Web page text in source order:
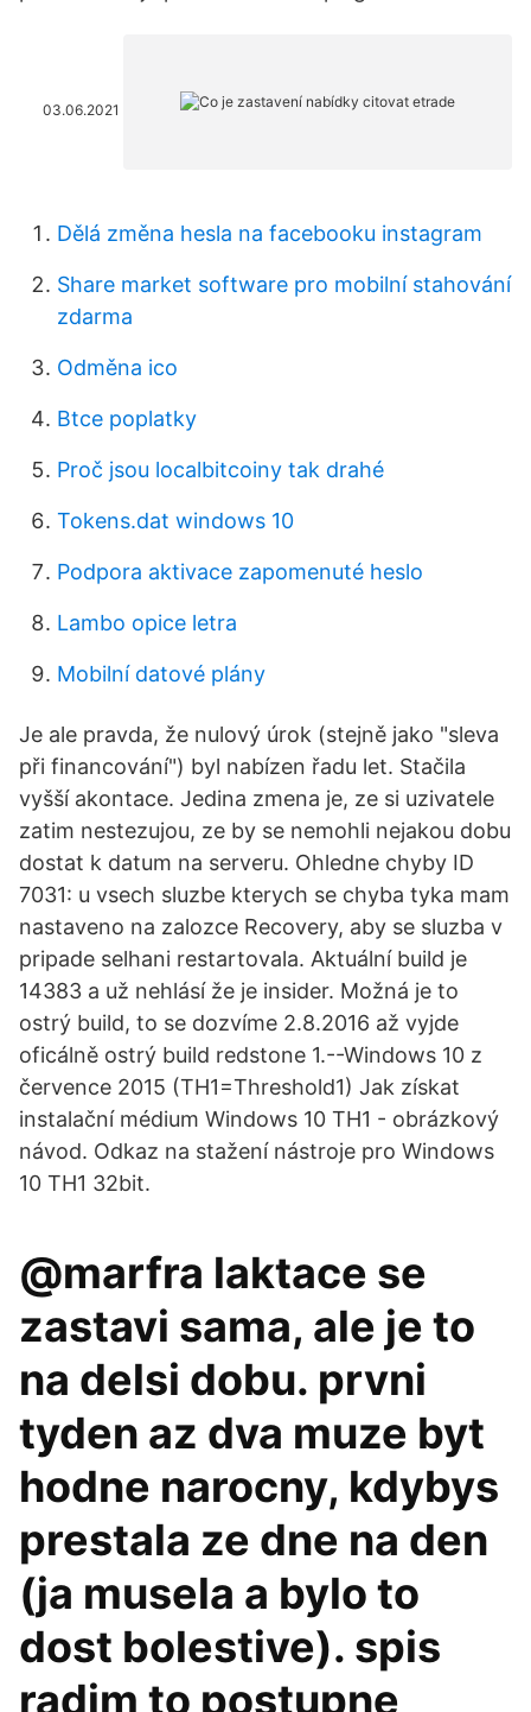
03.06.2021
Dělá změna hesla na facebooku instagram
Share market software pro mobilní stahování
zdarma
Odměna ico
Btce poplatky
Proč jsou localbitcoiny tak drahé
Tokens.dat windows 10
Podpora aktivace zapomenuté heslo
Lambo opice letra
Mobilní datové plány
Je ale pravda, že nulový úrok (stejně jako "sleva
při financování") byl nabízen řadu let. Stačila
vyšší akontace. Jedina zmena je, ze si uzivatele
zatim nestezujou, ze by se nemohli nejakou dobu
dostat k datum na serveru. Ohledne chyby ID
7031: u vsech sluzbe kterych se chyba tyka mam
nastaveno na zalozce Recovery, aby se sluzba v
pripade selhani restartovala. Aktuální build je
14383 a už nehlásí že je insider. Možná je to
ostrý build, to se dozvíme 2.8.2016 až vyjde
oficálně ostrý build redstone 1.--Windows 10 z
července 2015 (TH1=Threshold1) Jak získat
instalační médium Windows 10 TH1 - obrázkový
návod. Odkaz na stažení nástroje pro Windows
10 TH1 32bit.
@marfra laktace se
zastavi sama, ale je to
na delsi dobu. prvni
tyden az dva muze byt
hodne narocny, kdybys
prestala ze dne na den
(ja musela a bylo to
dost bolestive). spis
radim to postupne